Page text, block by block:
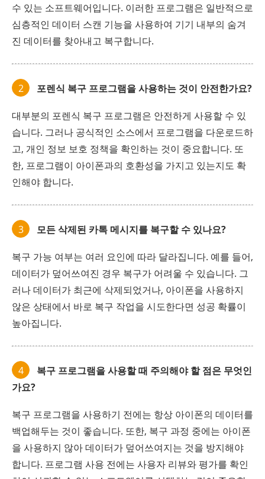
수 있는 소프트웨어입니다. 이러한 프로그램은 일반적으로
심층적인 데이터 스캔 기능을 사용하여 기기 내부의 숨겨
진 데이터를 찾아내고 복구합니다.
2 포렌식 복구 프로그램을 사용하는 것이 안전한가요?
대부분의 포렌식 복구 프로그램은 안전하게 사용할 수 있
습니다. 그러나 공식적인 소스에서 프로그램을 다운로드하
고, 개인 정보 보호 정책을 확인하는 것이 중요합니다. 또
한, 프로그램이 아이폰과의 호환성을 가지고 있는지도 확
인해야 합니다.
3 모든 삭제된 카톡 메시지를 복구할 수 있나요?
복구 가능 여부는 여러 요인에 따라 달라집니다. 예를 들어,
데이터가 덮어쓰여진 경우 복구가 어려울 수 있습니다. 그
러나 데이터가 최근에 삭제되었거나, 아이폰을 사용하지
않은 상태에서 바로 복구 작업을 시도한다면 성공 확률이
높아집니다.
4
복구 프로그램을 사용할 때 주의해야 할 점은 무엇인
가요?
복구 프로그램을 사용하기 전에는 항상 아이폰의 데이터를
백업해두는 것이 좋습니다. 또한, 복구 과정 중에는 아이폰
을 사용하지 않아 데이터가 덮어쓰여지는 것을 방지해야
합니다. 프로그램 사용 전에는 사용자 리뷰와 평가를 확인